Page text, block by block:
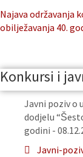
Najava održavanja
obilježavanja 40.
Konkursi i
Javni poziv o
dodjelu
godini -
Javni-